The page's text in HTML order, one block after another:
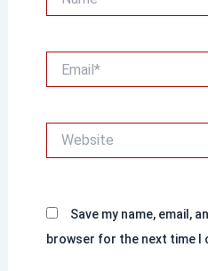
Save my name, email,
browser for the next time I